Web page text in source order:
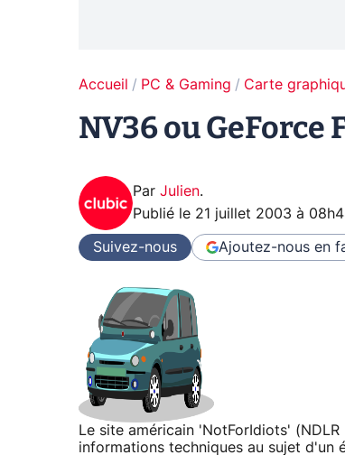
Accueil PC & Gaming Carte
NV36 ou GeForce
Par Julien.
Publié le 21 juillet 2003 à
Suivez-nous Ajoutez-nous en
Le site américain 'NotForIdiots'
informations techniques au sujet d'un